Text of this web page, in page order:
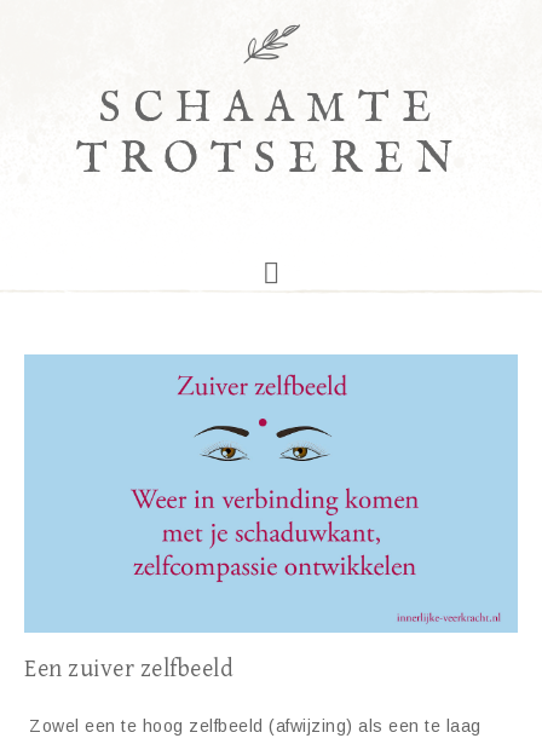
SCHAAMTE
TROTSEREN
Een zuiver zelfbeeld
Zowel een te hoog zelfbeeld (afwijzing) als een te laag